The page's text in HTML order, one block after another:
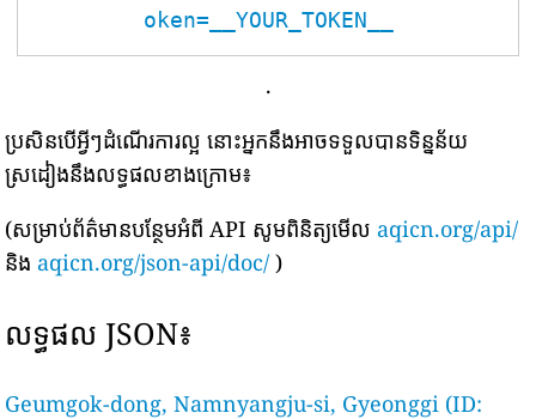
oken=__YOUR_TOKEN__
.
ប្រសិនបើអ្វីៗដំណើរការល្អ នោះអ្នកនឹងអាចទទួលបានទិន្នន័យ
ស្រដៀងនឹងលទ្ធផលខាងក្រោម៖
(សម្រាប់ព័ត៌មានបន្ថែមអំពី API សូមពិនិត្យមើល aqicn.org/api/
និង aqicn.org/json-api/doc/ )
លទ្ធផល JSON៖
Geumgok-dong, Namnyangju-si, Gyeonggi (ID: